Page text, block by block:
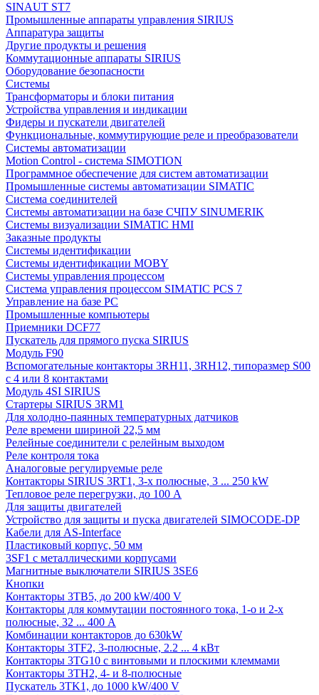
SINAUT ST7
Промышленные аппараты управления SIRIUS
Аппаратура защиты
Другие продукты и решения
Коммутационные аппараты SIRIUS
Оборудование безопасности
Системы
Трансформаторы и блоки питания
Устройства управления и индикации
Фидеры и пускатели двигателей
Функциональные, коммутирующие реле и преобразователи
Системы автоматизации
Motion Control - система SIMOTION
Программное обеспечение для систем автоматизации
Промышленные системы автоматизации SIMATIC
Система соединителей
Системы автоматизации на базе СЧПУ SINUMERIK
Системы визуализации SIMATIC HMI
Заказные продукты
Системы идентификации
Системы идентификации MOBY
Системы управления процессом
Система управления процессом SIMATIC PCS 7
Управление на базе РС
Промышленные компьютеры
Приемники DCF77
Пускатель для прямого пуска SIRIUS
Модуль F90
Вспомогательные контакторы 3RH11, 3RH12, типоразмер S00
с 4 или 8 контактами
Модуль 4SI SIRIUS
Стартеры SIRIUS 3RM1
Для холодно-паянных температурных датчиков
Реле времени шириной 22,5 мм
Релейные соединители с релейным выходом
Реле контроля тока
Аналоговые регулируемые реле
Контакторы SIRIUS 3RT1, 3-х полюсные, 3 ... 250 kW
Тепловое реле перегрузки, до 100 A
Для защиты двигателей
Устройство для защиты и пуска двигателей SIMOCODE-DP
Кабели для AS-Interface
Пластиковый корпус, 50 мм
3SF1 с металлическими корпусами
Магнитные выключатели SIRIUS 3SE6
Кнопки
Контакторы 3TB5, до 200 kW/400 V
Контакторы для коммутации постоянного тока, 1-о и 2-х
полюсные, 32 ... 400 A
Комбинации контакторов до 630kW
Контакторы 3TF2, 3-полюсные, 2.2 ... 4 кВт
Контакторы 3TG10 c винтовыми и плоскими клеммами
Контакторы 3TH2, 4- и 8-полюсные
Пускатель 3TK1, до 1000 kW/400 V